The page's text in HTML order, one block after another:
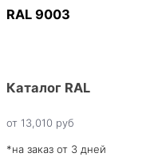
RAL 9003
Каталог RAL
от 13,010 руб
*на заказ от 3 дней